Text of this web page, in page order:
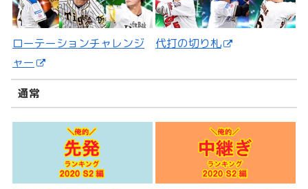
ローテーションチャレンジ
ャー
代打の切り札
通常